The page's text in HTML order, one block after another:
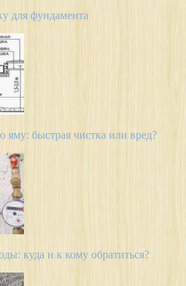
для фундамента
быстрая чистка или вред?
куда и к кому обратиться?